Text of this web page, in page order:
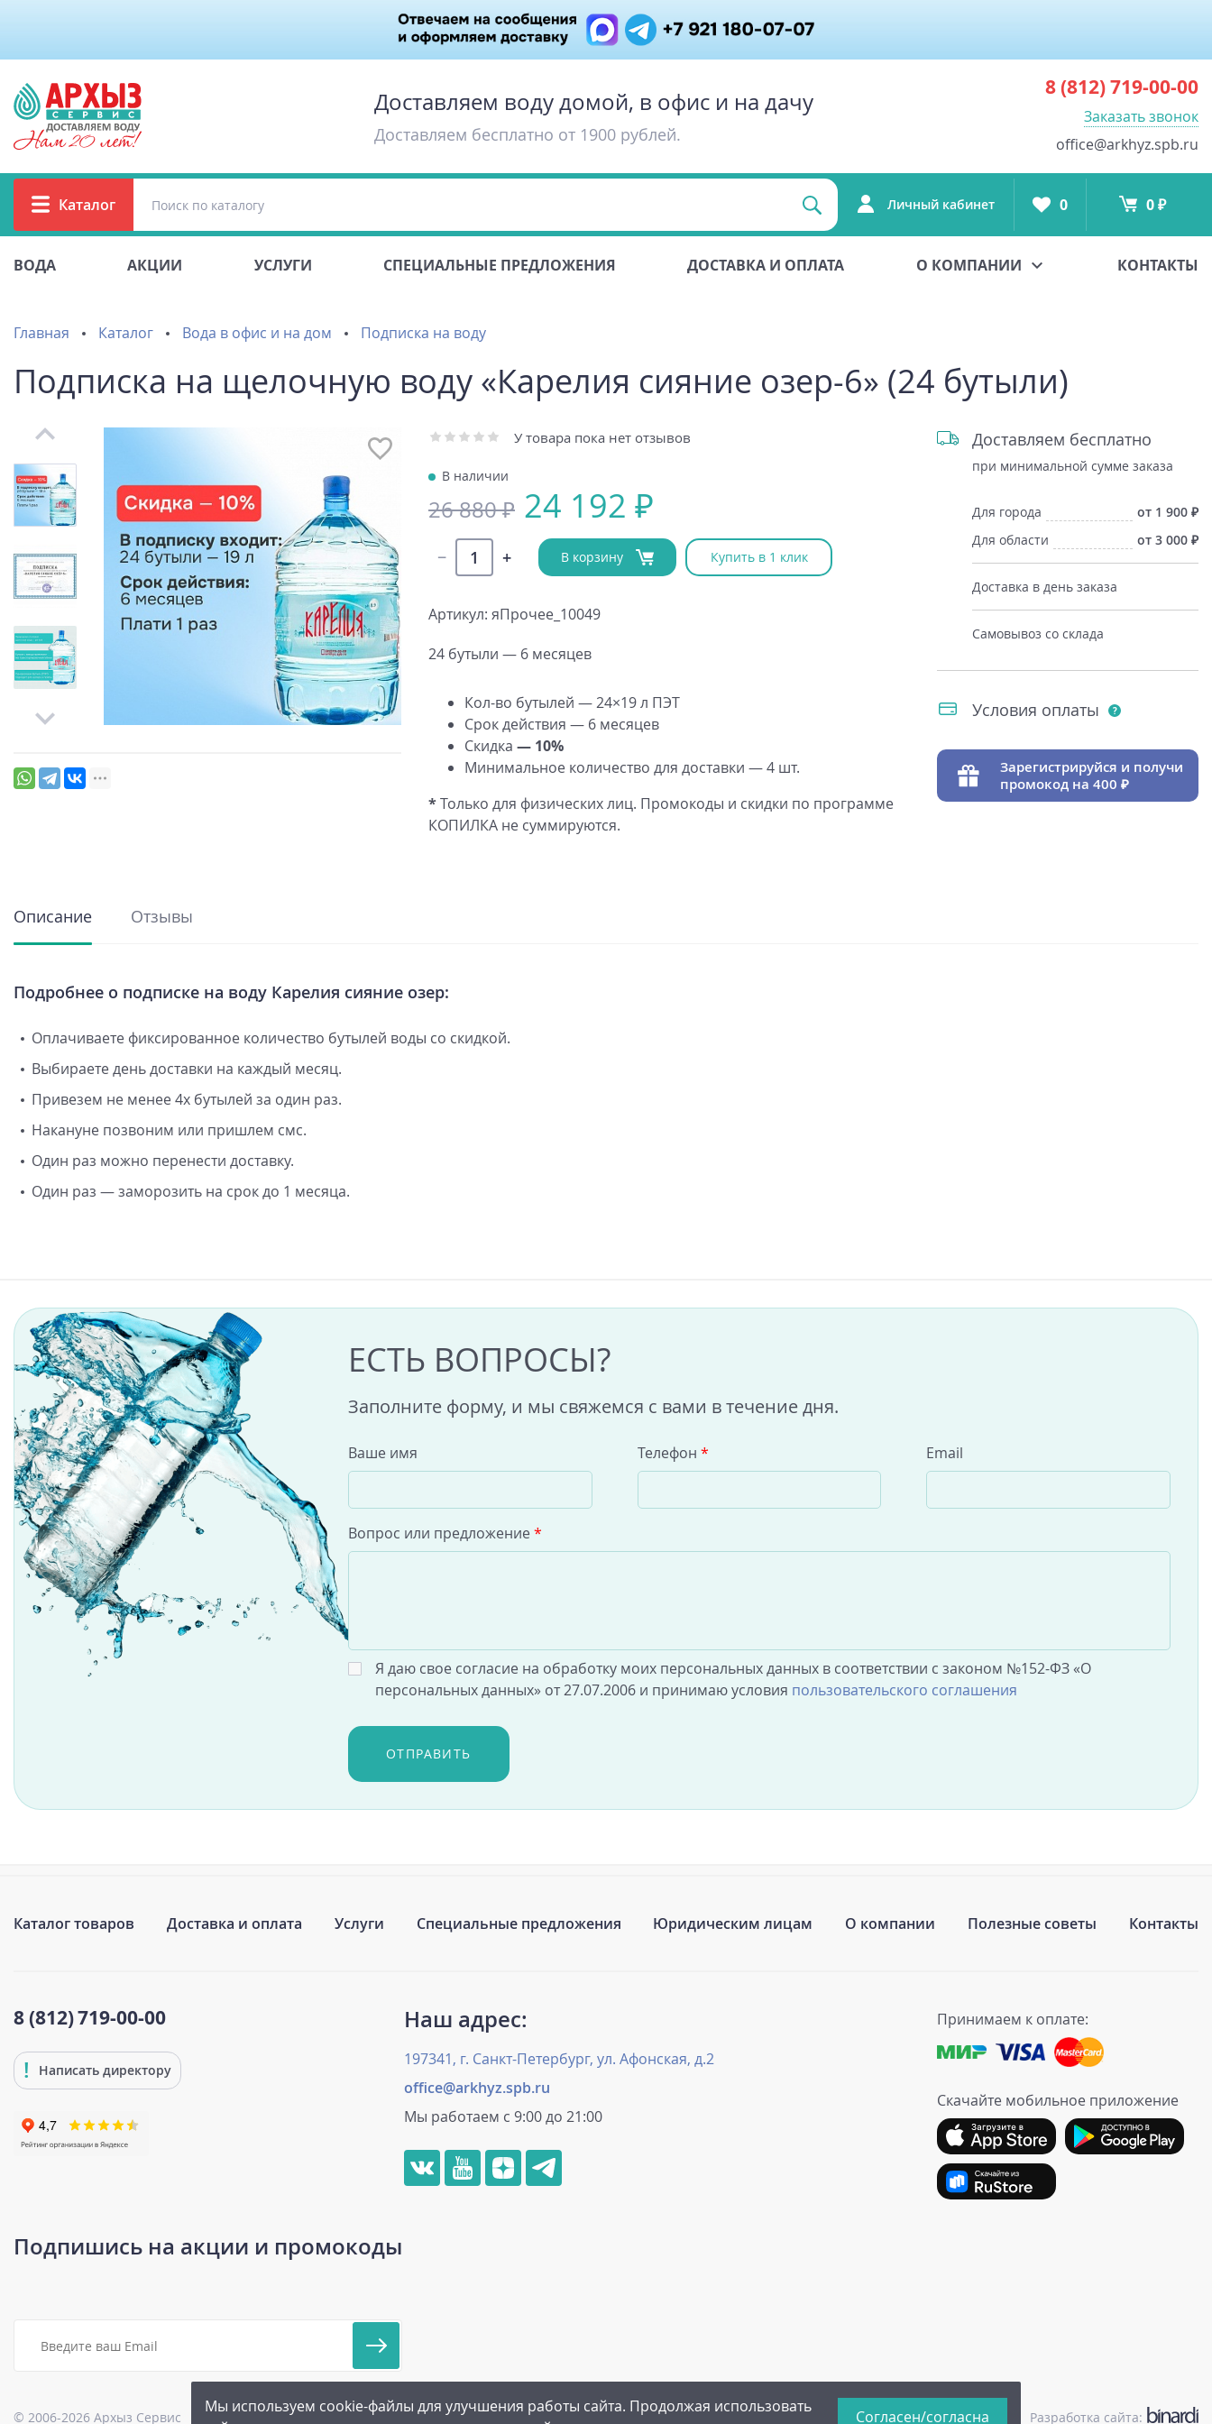
Доставляем воду домой, в офис и на дачу
Доставляем бесплатно от 1900 рублей.
8 (812)719-00-00
Заказать звонок
office@arkhyz.spb.ru
Каталог Личный кабинет 0 0 ₽
ВОДА АКЦИИ УСЛУГИ СПЕЦИАЛЬНЫЕ ПРЕДЛОЖЕНИЯ ДОСТАВКА И ОПЛАТА О КОМПАНИИ КОНТАКТЫ
Главная Каталог Вода в офис и на дом Подписка на воду
Подписка на щелочную воду «Карелия сияние озер-6» (24 бутыли)
У товара пока нет отзывов
В наличии
26 880 ₽ 24 192 ₽
В корзину Купить в 1 клик
Артикул: яПрочее_10049
24 бутыли — 6 месяцев
Кол-во бутылей — 24×19 л ПЭТ
Срок действия — 6 месяцев
Скидка — 10%
Минимальное количество для доставки — 4 шт.
*Только для физических лиц. Промокоды и скидки по программе
КОПИЛКА не суммируются.
Доставляем бесплатно
при минимальной сумме заказа
Для города
от 1 900
Для области
от 3 000
Доставка в день заказа
Самовывоз со склада
Условия оплаты
Зарегистрируйся и получи
промокод на 400
Описание Отзывы
Подробнее о подписке на воду Карелия сияние озер:
Оплачиваете фиксированное количество бутылей воды со скидкой.
Выбираете день доставки на каждый месяц.
Привезем не менее 4х бутылей за один раз.
Накануне позвоним или пришлем смс.
Один раз можно перенести доставку.
Один раз — заморозить на срок до 1 месяца.
ЕСТЬ ВОПРОСЫ?
Заполните форму, и мы свяжемся с вами в течение дня.
Ваше имя Телефон * Email
Вопрос или предложение *
Я даю свое согласие на обработку моих персональных данных в соответствии с законом №152-ФЗ «О
персональных данных» от 27.07.2006 и принимаю условия пользовательского соглашения
ОТПРАВИТЬ
Каталог товаров Доставка и оплата Услуги Специальные предложения Юридическим лицам О компании Полезные советы Контакты
8 (812)719-00-00
Написать директору
Наш адрес:
197341, г. Санкт-Петербург, ул. Афонская, д.2
office@arkhyz.spb.ru
Мы работаем с 9:00 до 21:00
Принимаем к оплате:
Скачайте мобильное приложение
Подпишись на акции и промокоды
© 2006-2026 Архыз Сервис Карта сайта |Бонусная программа | Пользовательское соглашение |Политика конфиденциальности |Публичная оферта Разработка сайта:
Мы используем cookie-файлы для улучшения работы сайта. Продолжая использовать
Согласен/согласна